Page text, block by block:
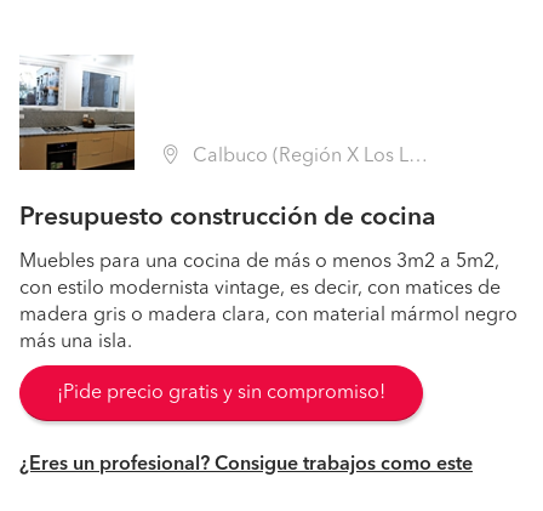
Calbuco (Región X Los Lagos - Llanquihue)
Presupuesto construcción de cocina
Muebles para una cocina de más o menos 3m2 a 5m2,
con estilo modernista vintage, es decir, con matices de
madera gris o madera clara, con material mármol negro
más una isla.
¡Pide precio gratis y sin compromiso!
¿Eres un profesional? Consigue trabajos como este